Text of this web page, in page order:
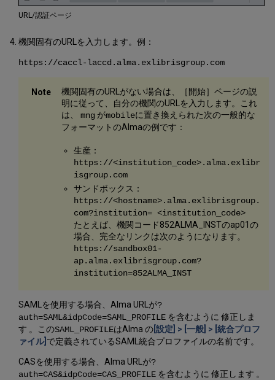
URL/認証ページ
機関固有のURLを入力します。例：
https://caccl-laccd.alma.exlibrisgroup.com
機関固有のURLがない場合は、［開始］ページの説
明に従って、自分の機関のURLを入力します。これ
は、 mngがmobileに置き換えられた次の一般的な
フォーマットのAlmaの例です：
生産：
https://<institution_code>.alma.exlibr
isgroup.com
サンドボックス：
https://<hostname>.alma.exlibrisgroup.
com?institution= <institution_code>
たとえば、機関コード852ALMA_INSTのap01の
場合、完全なリンクは次のようになります。
https://sandbox01-
ap.alma.exlibrisgroup.com?
institution=852ALMA_INST
SAMLを使用する場合、Alma URLが?
auth=SAML&idpCode=SAML_PROFILEを含むように 修正しま
す 。このSAML_PROFILEはAlma の[設定] > [一般] > [統合プロフ
ァイル] で定義されているSAML統合プロファイルの名前です。
CASを使用する場合、Alma URLが?
auth=CAS&idpCode=CAS_PROFILEを含むように 修正します 。